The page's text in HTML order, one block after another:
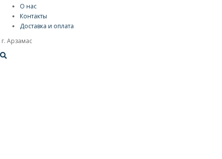
О нас
Контакты
Доставка и оплата
г. Арзамас